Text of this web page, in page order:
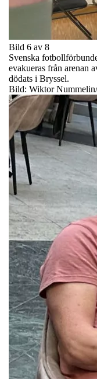
Bild 6 av 8
Svenska
evakueras från arenan
dödats i Bryssel.
Bild: Wiktor